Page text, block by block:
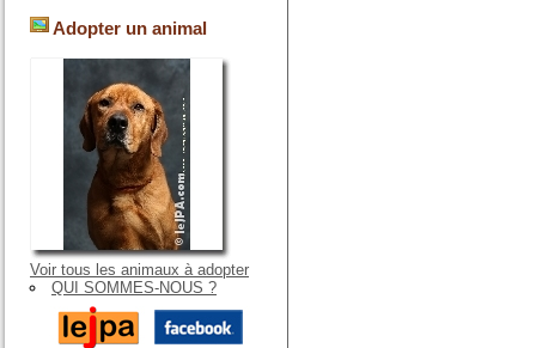
Adopter un animal
Voir tous les animaux à adopter
QUI SOMMES-NOUS ?